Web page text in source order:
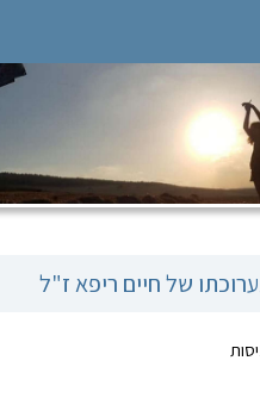
של חיים ריפא ז"ל